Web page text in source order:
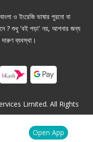
Open App
ও ইংরেজি ভাষার পুরনো বা
? শুধু 'বই পড়া' নয়, আপনার জন্য
ব্যবস্থা।
Limited. All Rights